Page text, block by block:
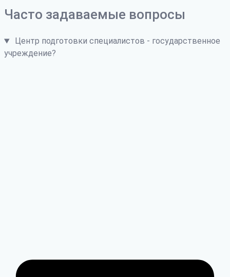
Часто задаваемые вопросы
Центр подготовки специалистов - государственное
учреждение?